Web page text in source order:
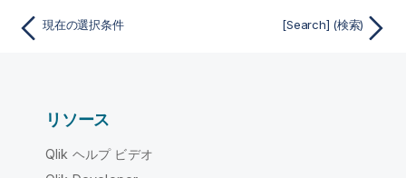
現在の選択条件 [Search] (検索)
リソース
Qlik ヘルプ ビデオ